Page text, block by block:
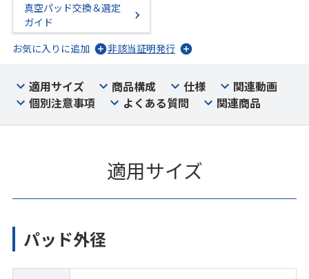
真空パッド交換＆選定
ガイド
お気に入りに追加
非該当証明発行
適用サイズ 商品構成 仕様
関連動画
個別注意事項
よくある質問 関連商品
適用サイズ
パッド外径